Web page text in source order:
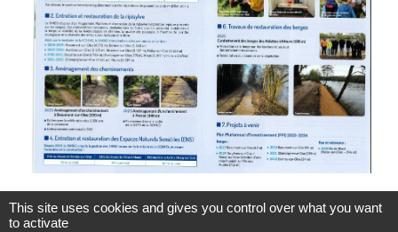
This site uses cookies and gives you control over what you want
to activate